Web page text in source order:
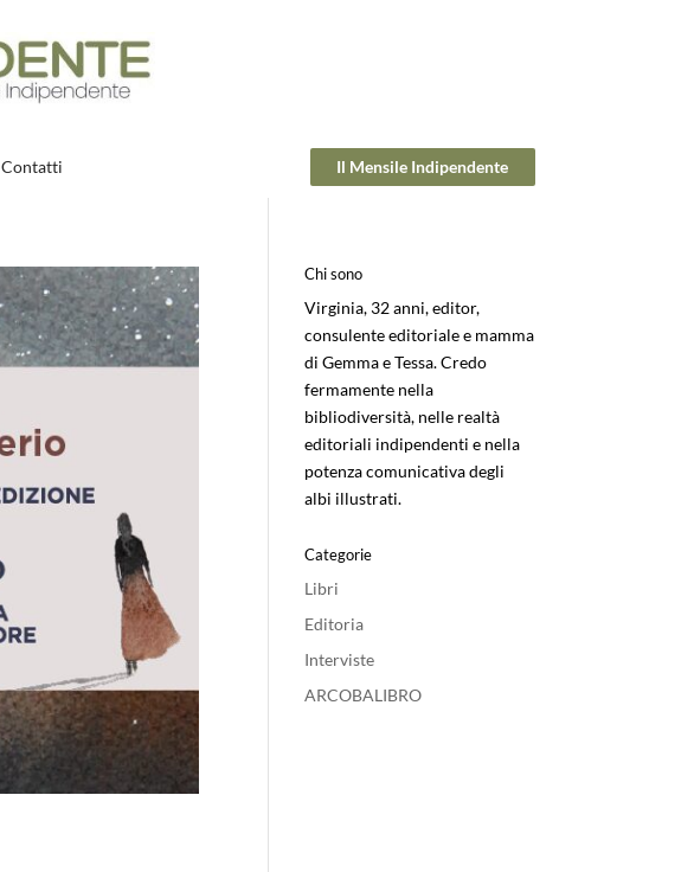
Contatti Il Mensile Indipendente
Chi sono
Virginia, 32 anni, editor,
consulente editoriale e mamma
di Gemma e Tessa. Credo
fermamente nella
bibliodiversità, nelle realtà
editoriali indipendenti e nella
potenza comunicativa degli
albi illustrati.
Categorie
Libri
Editoria
Interviste
ARCOBALIBRO